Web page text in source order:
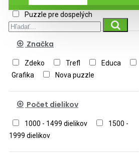
Puzzle pre dospelých
Značka
Zdeko Trefl
Educa
Grafika
Nova puzzle
Počet dielikov
1000 - 1499 dielikov
1500 -
1999 dielikov